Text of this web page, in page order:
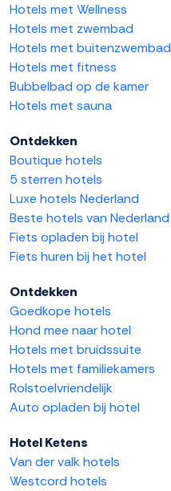
Hotels met Wellness
Hotels met zwembad
Hotels met buitenzwembad
Hotels met fitness
Bubbelbad op de kamer
Hotels met sauna
Ontdekken
Boutique hotels
5 sterren hotels
Luxe hotels Nederland
Beste hotels van Nederland
Fiets opladen bij hotel
Fiets huren bij het hotel
Ontdekken
Goedkope hotels
Hond mee naar hotel
Hotels met bruidssuite
Hotels met familiekamers
Rolstoelvriendelijk
Auto opladen bij hotel
Hotel Ketens
Van der valk hotels
Westcord hotels